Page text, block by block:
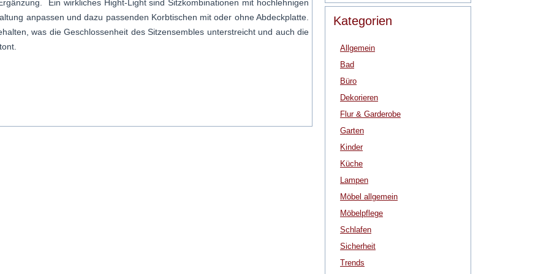
Ein wirkliches Hight-Light sind Sitzkombinationen mit hochlehnigen
anpassen und dazu passenden Korbtischen mit oder ohne Abdeckplatte.
was die Geschlossenheit des Sitzensembles unterstreicht und auch die
Kategorien
Allgemein
Bad
Büro
Dekorieren
Flur & Garderobe
Garten
Kinder
Küche
Lampen
Möbel allgemein
Möbelpflege
Schlafen
Sicherheit
Trends